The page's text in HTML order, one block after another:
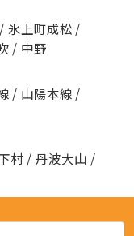
/ 氷上町成松 /
/ 中野
/ 山陽本線 /
村 / 丹波大山 /